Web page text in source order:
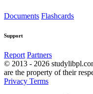
Documents Flashcards
Support
Report Partners
© 2013 - 2026
are the property of their
Privacy Terms